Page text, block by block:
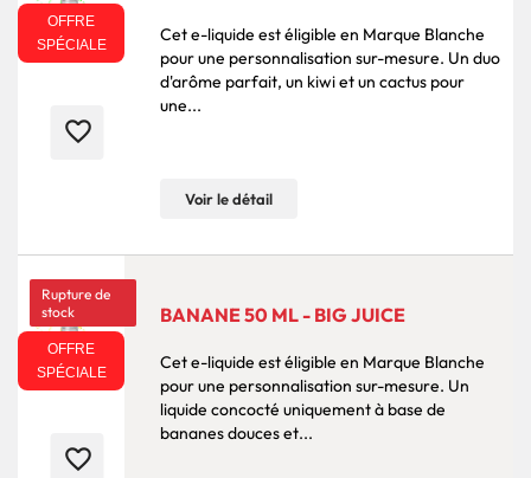
OFFRE
SPÉCIALE
favorite_border
Cet e-liquide est éligible en Marque Blanche
pour une personnalisation sur-mesure. Un duo
d'arôme parfait, un kiwi et un cactus pour
une...
Voir le détail
OFFRE
SPÉCIALE
Rupture de
stock
favorite_border
BANANE 50 ML - BIG JUICE
Cet e-liquide est éligible en Marque Blanche
pour une personnalisation sur-mesure. Un
liquide concocté uniquement à base de
bananes douces et...